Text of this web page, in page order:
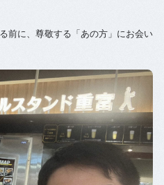
前に、尊敬する「あの方」にお会い